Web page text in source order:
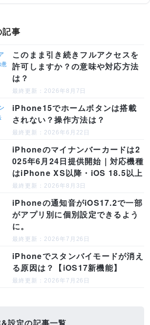
記事
このまま引き続きフルアクセスを
許可しますか？の意味や対応方法
は？
最終更新：2026年8月7日
iPhone15でホームボタンは搭載
されない？操作方法は？
最終更新：2026年6月22日
iPhoneのマイナンバーカードは2
025年6月24日提供開始｜対応機種
はiPhone XS以降・iOS 18.5以上
最終更新：2026年8月3日
iPhoneの通知音がiOS17.2で一部
がアプリ別に個別設定できるよう
に。
最終更新：2026年7月26日
iPhoneでスタンバイモードが消え
る原因は？【iOS17新機能】
最終更新：2026年7月26日
設定の記事一覧